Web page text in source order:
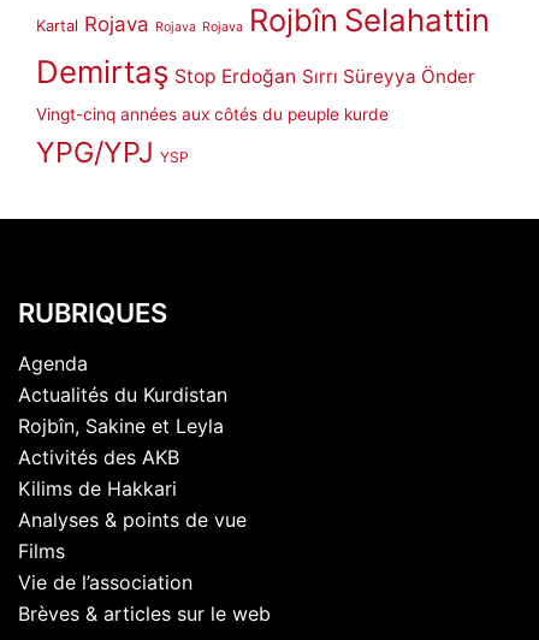
Kartal Rojava Rojava Rojava Rojbîn Selahattin
Demirtaş Stop Erdoğan Sırrı Süreyya Önder
Vingt-cinq années aux côtés du peuple kurde
YPG/YPJ YSP
RUBRIQUES
Agenda
Actualités du Kurdistan
Rojbîn, Sakine et Leyla
Activités des AKB
Kilims de Hakkari
Analyses & points de vue
Films
Vie de l’association
Brèves & articles sur le web